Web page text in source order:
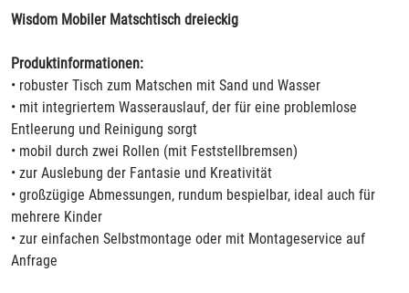
Wisdom Mobiler Matschtisch dreieckig
Produktinformationen:
• robuster Tisch zum Matschen mit Sand und Wasser
• mit integriertem Wasserauslauf, der für eine problemlose
Entleerung und Reinigung sorgt
• mobil durch zwei Rollen (mit Feststellbremsen)
• zur Auslebung der Fantasie und Kreativität
• großzügige Abmessungen, rundum bespielbar, ideal auch für
mehrere Kinder
• zur einfachen Selbstmontage oder mit Montageservice auf
Anfrage